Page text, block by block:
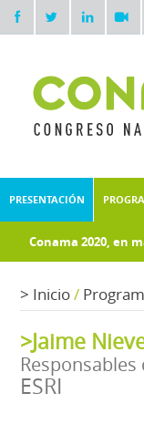
PRESENTACIÓN
Conama 2020, en
> Inicio/
>Jaime
ESRI